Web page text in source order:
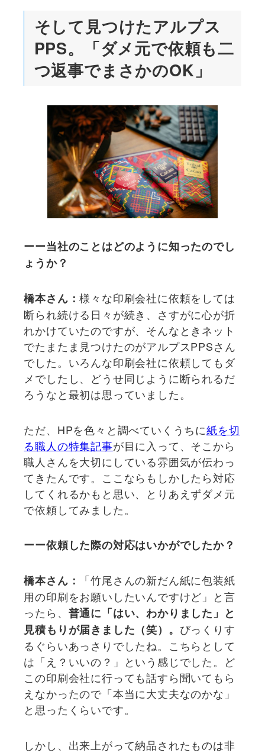
そして見つけたアルプス
PPS。「ダメ元で依頼も二
つ返事でまさかのOK」
ーー当社のことはどのように知ったのでし
ょうか？
橋本さん：様々な印刷会社に依頼をしては
断られ続ける日々が続き、さすがに心が折
れかけていたのですが、そんなときネット
でたまたま見つけたのがアルプスPPSさん
でした。いろんな印刷会社に依頼してもダ
メでしたし、どうせ同じように断られるだ
ろうなと最初は思っていました。
ただ、HPを色々と調べていくうちに紙を切
る職人の特集記事が目に入って、そこから
職人さんを大切にしている雰囲気が伝わっ
てきたんです。ここならもしかしたら対応
してくれるかもと思い、とりあえずダメ元
で依頼してみました。
ーー依頼した際の対応はいかがでしたか？
橋本さん：
「竹尾さんの新だん紙に包装紙
用の印刷をお願いしたいんですけど」と言
ったら、 普通に「はい、わかりました」と
見積もりが届きました（笑）。 びっくりす
るぐらいあっさりでしたね。こちらとして
は「え？いいの？」という感じでした。ど
この印刷会社に行っても話すら聞いてもら
えなかったので「本当に大丈夫なのかな」
と思ったくらいです。
しかし、出来上がって納品されたものは非